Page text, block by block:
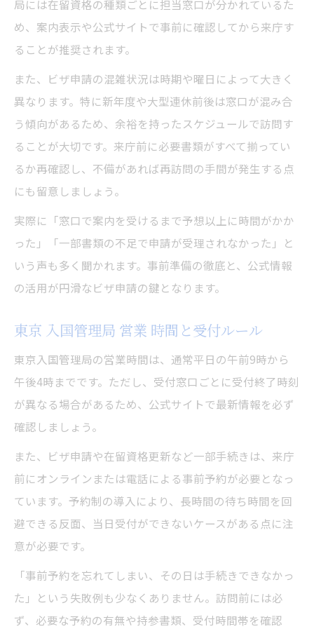
局には在留資格の種類ごとに担当窓口が分かれているた
め、案内表示や公式サイトで事前に確認してから来庁す
ることが推奨されます。
また、ビザ申請の混雑状況は時期や曜日によって大きく
異なります。特に新年度や大型連休前後は窓口が混み合
う傾向があるため、余裕を持ったスケジュールで訪問す
ることが大切です。来庁前に必要書類がすべて揃ってい
るか再確認し、不備があれば再訪問の手間が発生する点
にも留意しましょう。
実際に「窓口で案内を受けるまで予想以上に時間がかか
った」「一部書類の不足で申請が受理されなかった」と
いう声も多く聞かれます。事前準備の徹底と、公式情報
の活用が円滑なビザ申請の鍵となります。
東京 入国管理局 営業 時間と受付ルール
東京入国管理局の営業時間は、通常平日の午前9時から
午後4時までです。ただし、受付窓口ごとに受付終了時刻
が異なる場合があるため、公式サイトで最新情報を必ず
確認しましょう。
また、ビザ申請や在留資格更新など一部手続きは、来庁
前にオンラインまたは電話による事前予約が必要となっ
ています。予約制の導入により、長時間の待ち時間を回
避できる反面、当日受付ができないケースがある点に注
意が必要です。
「事前予約を忘れてしまい、その日は手続きできなかっ
た」という失敗例も少なくありません。訪問前には必
ず、必要な予約の有無や持参書類、受付時間帯を確認